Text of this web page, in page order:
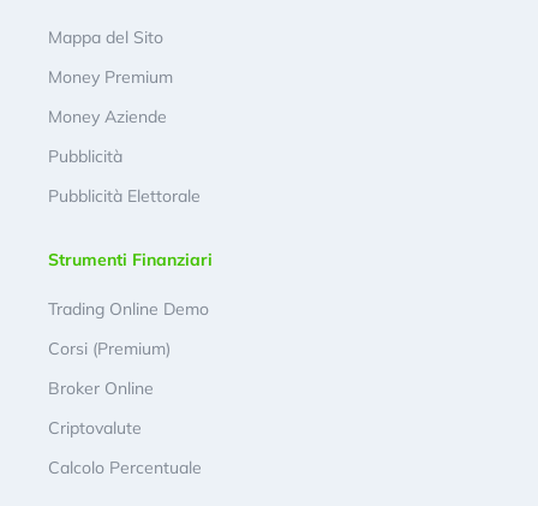
Mappa del Sito
Money Premium
Money Aziende
Pubblicità
Pubblicità Elettorale
Strumenti Finanziari
Trading Online Demo
Corsi (Premium)
Broker Online
Criptovalute
Calcolo Percentuale